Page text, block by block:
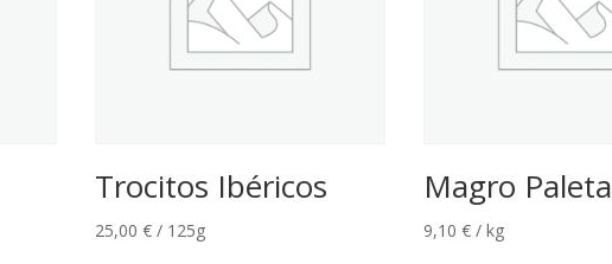
Trocitos Ibéricos
25,00€ / 125g
Magro Paleta
9,10€ / kg